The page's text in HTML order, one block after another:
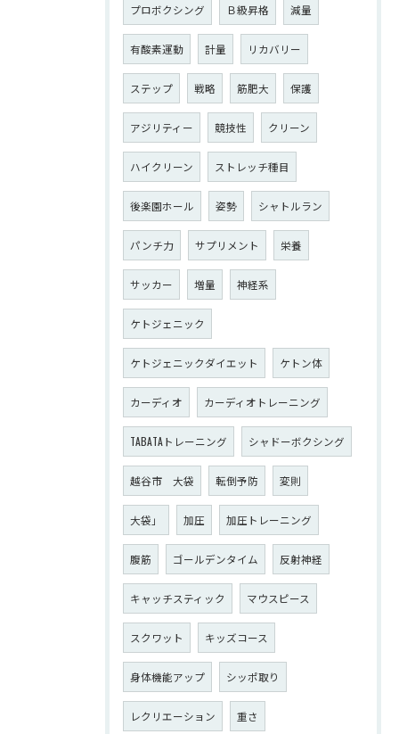
プロボクシング Ｂ級昇格 減量
有酸素運動 計量 リカバリー
ステップ 戦略 筋肥大 保護
アジリティー 競技性 クリーン
ハイクリーン ストレッチ種目
後楽園ホール 姿勢 シャトルラン
パンチ力 サプリメント 栄養
サッカー 増量 神経系
ケトジェニック
ケトジェニックダイエット ケトン体
カーディオ カーディオトレーニング
TABATAトレーニング シャドーボクシング
越谷市 大袋 転倒予防 変則
大袋」 加圧 加圧トレーニング
腹筋 ゴールデンタイム 反射神経
キャッチスティック マウスピース
スクワット キッズコース
身体機能アップ シッポ取り
レクリエーション 重さ